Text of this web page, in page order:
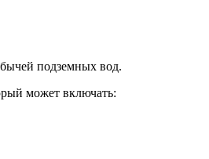
подземных вод.
может включать: